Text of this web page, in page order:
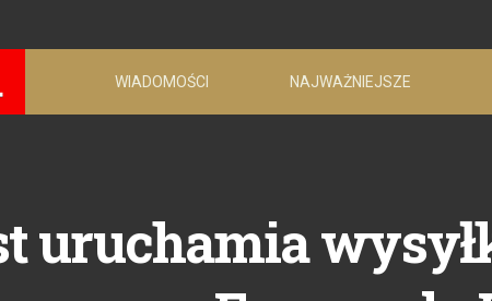
WIADOMOŚCI NAJWAŻNIEJSZE
uruchamia